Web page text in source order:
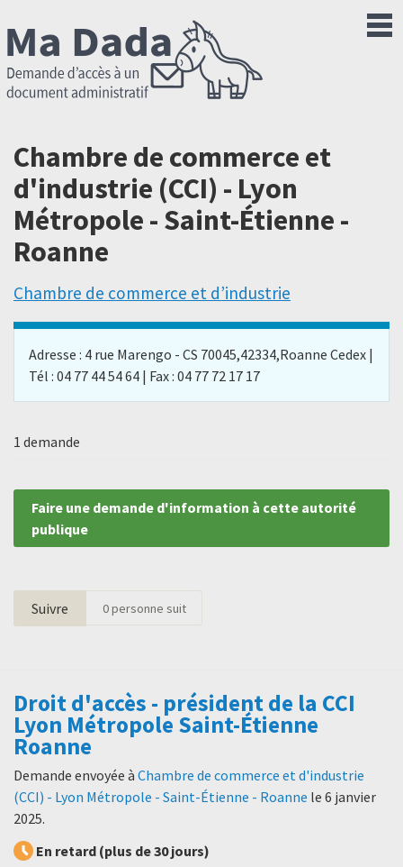
Chambre de commerce et
d'industrie (CCI) - Lyon
Métropole - Saint-Étienne -
Roanne
Chambre de commerce et d’industrie
Adresse : 4 rue Marengo - CS 70045,42334,Roanne Cedex |
Tél : 04 77 44 54 64 | Fax : 04 77 72 17 17
1 demande
Faire une demande d'information à cette autorité
publique
Suivre 0personne suit
Droit d'accès - président de la CCI
Lyon Métropole Saint-Étienne
Roanne
Demande envoyée à Chambre de commerce et d'industrie
(CCI) - Lyon Métropole - Saint-Étienne - Roanne le 6 janvier
2025.
En retard (plus de 30 jours)